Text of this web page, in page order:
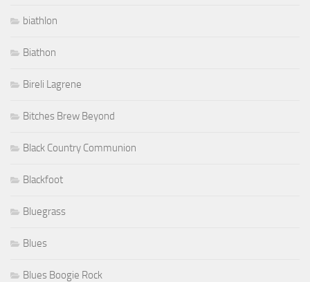
biathlon
Biathon
Bireli Lagrene
Bitches Brew Beyond
Black Country Communion
Blackfoot
Bluegrass
Blues
Blues Boogie Rock